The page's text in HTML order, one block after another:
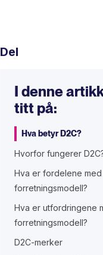
Del
I denne
titt på:
Hva betyr D2C?
Hvorfor fungerer
Hva er fordelene med
forretningsmodell?
Hva er utfordringene
forretningsmodell?
D2C-merker